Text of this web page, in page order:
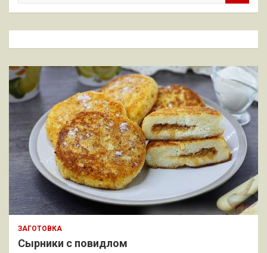
к
ЗАГОТОВКА
Сырники с повидлом